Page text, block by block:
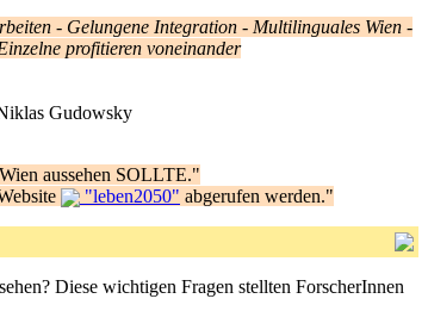
- Gelungene Integration - Multilinguales Wien -
profitieren voneinander
Gudowsky
aussehen SOLLTE."
"leben2050" abgerufen werden."
Diese wichtigen Fragen stellten ForscherInnen